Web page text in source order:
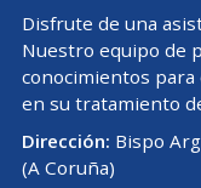
Disfrute de una
Nuestro equipo de
conocimientos para
en su tratamiento
Dirección: Bispo
(A Coruña)